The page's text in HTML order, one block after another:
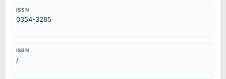
ISSN
0354-3285
ISBN
/